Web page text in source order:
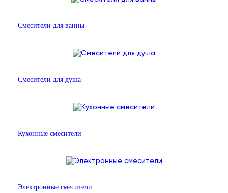
Смесители для ванны
Смесители для душа
Кухонные смесители
Электронные смесители